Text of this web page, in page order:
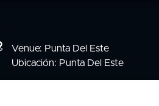
Venue: Punta Del Este
Ubicación: Punta Del Este